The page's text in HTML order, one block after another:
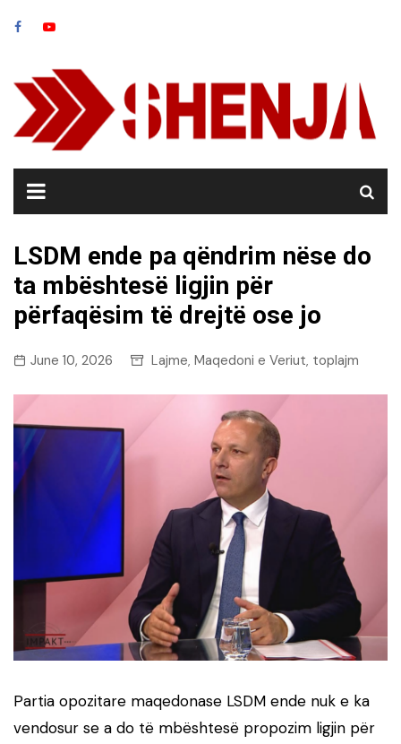
LSDM ende pa qëndrim nëse do
ta mbështesë ligjin për
përfaqësim të drejtë ose jo
June 10, 2026 Lajme, Maqedoni e Veriut, toplajm
Partia opozitare maqedonase LSDM ende nuk e ka
vendosur se a do të mbështesë propozim ligjin për